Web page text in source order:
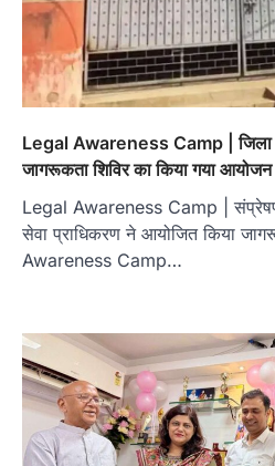
Legal Awareness Camp | जिला
जागरूकता शिविर का किया गया आयोजन
Legal Awareness Camp | संप्रेषण
सेवा प्राधिकरण ने आयोजित किया
Awareness Camp…